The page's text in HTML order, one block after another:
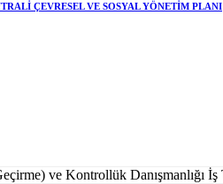
ÇEVRESEL VE SOSYAL YÖNETİM PLANI